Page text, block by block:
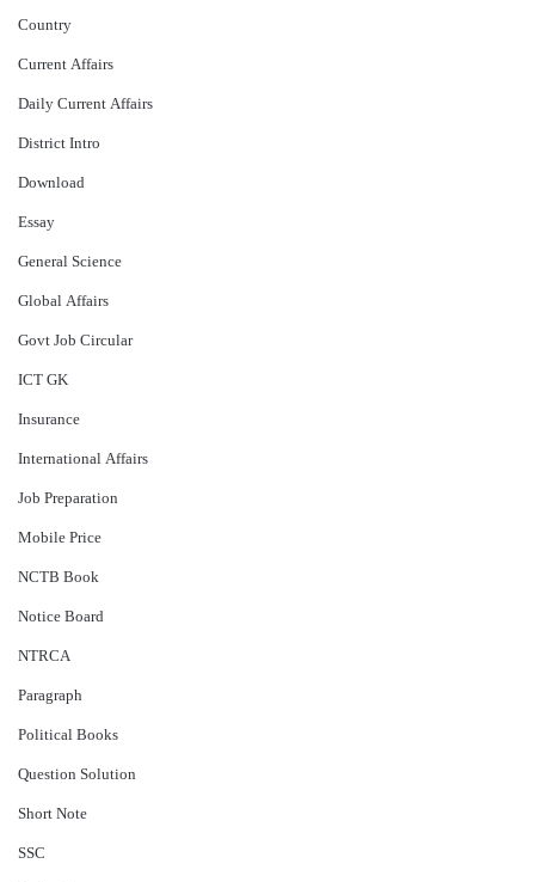
Country
Current Affairs
Daily Current Affairs
District Intro
Download
Essay
General Science
Global Affairs
Govt Job Circular
ICT GK
Insurance
International Affairs
Job Preparation
Mobile Price
NCTB Book
Notice Board
NTRCA
Paragraph
Political Books
Question Solution
Short Note
‍SSC